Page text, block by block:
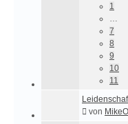
1
7
8
9
10
11
von